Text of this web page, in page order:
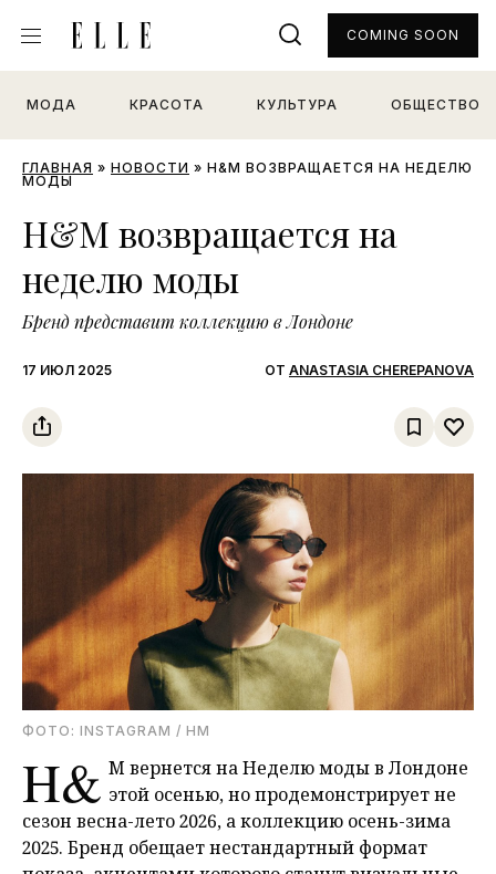
МОДА КРАСОТА КУЛЬТУРА ОБЩЕСТВО
COMING SOON
ГЛАВНАЯ » НОВОСТИ » H&M ВОЗВРАЩАЕТСЯ НА НЕДЕЛЮ
МОДЫ
H&M возвращается на
неделю моды
Бренд представит коллекцию в Лондоне
17 ИЮЛ 2025 ОТ ANASTASIA CHEREPANOVA
ФОТО: INSTAGRAM / HM
H& M вернется на Неделю моды в Лондоне
этой осенью, но продемонстрирует не
сезон весна-лето 2026, а коллекцию осень-зима
2025. Бренд обещает нестандартный формат